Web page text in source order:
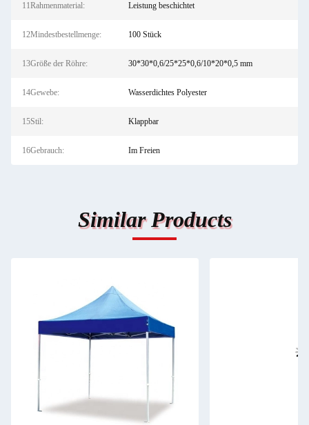
11Rahmenmaterial: Leistung beschichtet
12Mindestbestellmenge: 100 Stück
13Größe der Röhre: 30*30*0,6/25*25*0,6/10*20*0,5 mm
14Gewebe: Wasserdichtes Polyester
15Stil: Klappbar
16Gebrauch: Im Freien
Similar Products